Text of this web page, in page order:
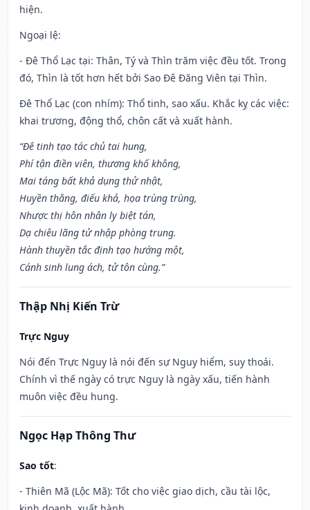
hiện.
Ngoại lệ:
- Đê Thổ Lạc tại: Thân, Tý và Thìn trăm việc đều tốt. Trong
đó, Thìn là tốt hơn hết bởi Sao Đê Đăng Viên tại Thìn.
Đê Thổ Lạc (con nhím): Thổ tinh, sao xấu. Khắc kỵ các việc:
khai trương, động thổ, chôn cất và xuất hành.
“Đê tinh tạo tác chủ tai hung,
Phí tận điền viên, thương khố không,
Mai táng bất khả dụng thử nhật,
Huyền thằng, điếu khả, họa trùng trùng,
Nhược thị hôn nhân ly biệt tán,
Dạ chiêu lãng tử nhập phòng trung.
Hành thuyền tắc định tạo hướng một,
Cánh sinh lung ách, tử tôn cùng.”
Thập Nhị Kiến Trừ
Trực Nguy
Nói đến Trực Nguy là nói đến sự Nguy hiểm, suy thoái.
Chính vì thế ngày có trực Nguy là ngày xấu, tiến hành
muôn việc đều hung.
Ngọc Hạp Thông Thư
Sao tốt:
- Thiên Mã (Lộc Mã): Tốt cho việc giao dịch, cầu tài lộc,